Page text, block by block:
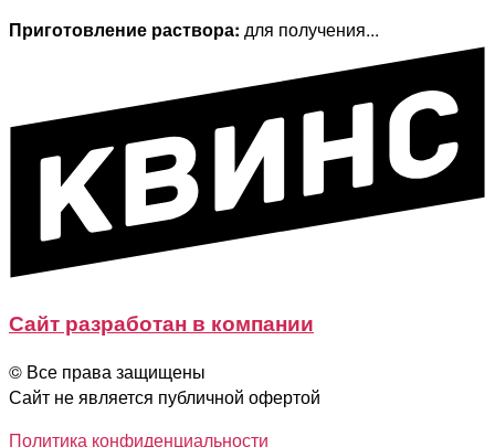
Приготовление раствора: для получения...
Сайт разработан в компании
© Все права защищены
Сайт не является публичной офертой
Политика конфиденциальности